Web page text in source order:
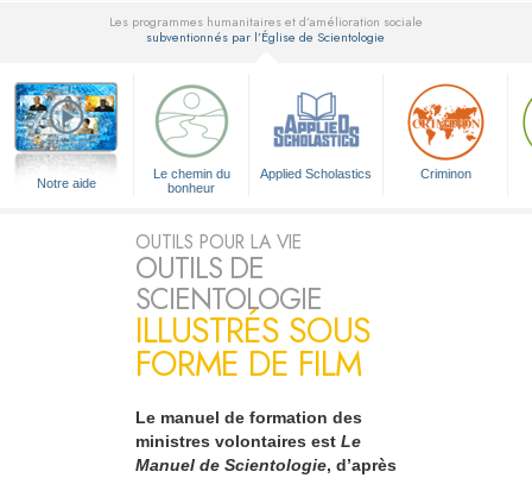
Les programmes humanitaires et d’amélioration sociale
subventionnés par l’Église de Scientologie
Notre aide
Le chemin du
bonheur
Applied Scholastics Criminon
OUTILS POUR LA VIE
OUTILS DE
SCIENTOLOGIE
ILLUSTRÉS SOUS
FORME DE FILM
Le manuel de formation des
ministres volontaires est Le
Manuel de Scientologie, d’après